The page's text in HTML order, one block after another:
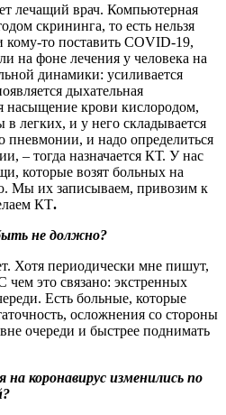
лечащий врач. Компьютерная
скрининга, то есть нельзя
кому-то поставить COVID-19,
на фоне лечения у человека на
динамики: усиливается
дыхательная
насыщение крови кислородом,
легких, и у него складывается
пневмонии, и надо определиться
– тогда назначается КТ. У нас
которые возят больных на
Мы их записываем, привозим к
КТ.
не должно?
Хотя периодически мне пишут,
чем это связано: экстренных
Есть больные, которые
осложнения со стороны
очереди и быстрее поднимать
коронавирус изменились по